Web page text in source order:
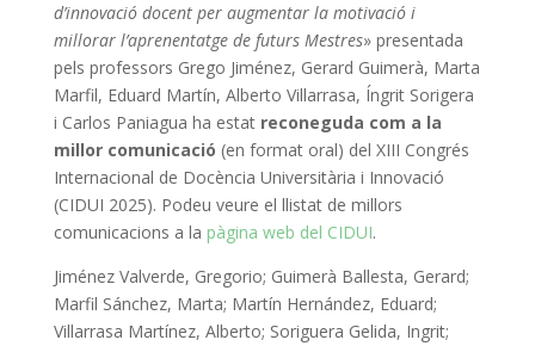
d’innovació docent per augmentar la motivació i
millorar l’aprenentatge de futurs Mestres» presentada
pels professors Grego Jiménez, Gerard Guimerà, Marta
Marfil, Eduard Martín, Alberto Villarrasa, Íngrit Sorigera
i Carlos Paniagua ha estat reconeguda com a la
millor comunicació (en format oral) del XIII Congrés
Internacional de Docència Universitària i Innovació
(CIDUI 2025). Podeu veure el llistat de millors
comunicacions a la pàgina web del CIDUI.
Jiménez Valverde, Gregorio; Guimerà Ballesta, Gerard;
Marfil Sánchez, Marta; Martín Hernández, Eduard;
Villarrasa Martínez, Alberto; Soriguera Gelida, Ingrit;